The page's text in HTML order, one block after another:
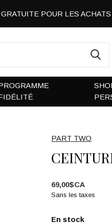
POUR LES
PART TWO
69,00$CA
Sans les taxes
En stock